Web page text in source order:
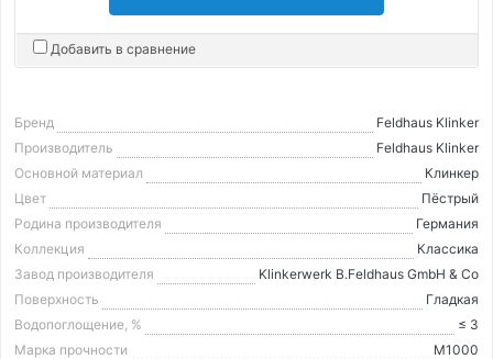
Добавить в сравнение
Бренд
Feldhaus Klinker
Производитель
Feldhaus Klinker
Основной материал
Клинкер
Цвет
Пёстрый
Родина производителя
Германия
Коллекция
Классика
Завод производителя
Klinkerwerk B.Feldhaus GmbH & Co
Поверхность
Гладкая
Водопоглощение, %
≤ 3
Марка прочности
М1000